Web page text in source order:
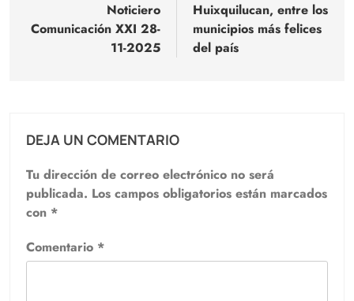
entradas
Noticiero
Comunicación XXI 28-
11-2025
Huixquilucan, entre los
municipios más felices
del país
DEJA UN COMENTARIO
Tu dirección de correo electrónico no será
publicada. Los campos obligatorios están marcados
con *
Comentario *